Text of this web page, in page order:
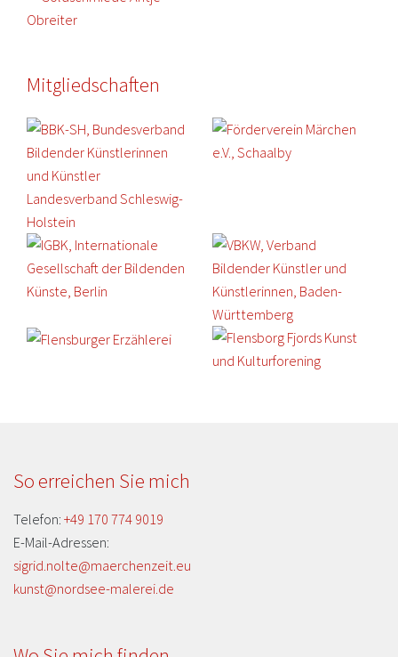
Mitgliedschaften
So erreichen Sie mich
Telefon: +49 170 774 9019
E-Mail-Adressen:
sigrid.nolte@maerchenzeit.eu
kunst@nordsee-malerei.de